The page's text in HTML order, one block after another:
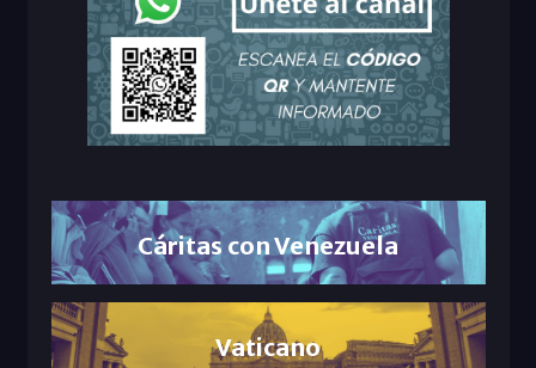
Cáritas con Venezuela
Vaticano